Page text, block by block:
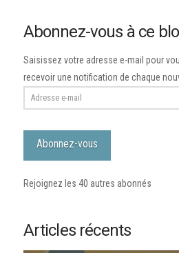
Abonnez-vous à ce
Saisissez votre adresse e-mail pour
recevoir une notification de chaque
Adresse
e-
mail
Abonnez-vous
Rejoignez les 40 autres abonnés
Articles récents